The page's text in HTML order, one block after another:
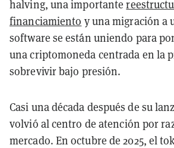
halving, una importante
financiamiento y una migración a
software se están uniendo para
una criptomoneda centrada en la
sobrevivir bajo presión.
Casi una década después de su
volvió al centro de atención por
mercado. En octubre de 2025, el